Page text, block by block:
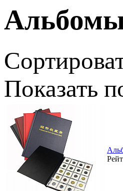
Показать